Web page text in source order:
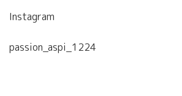
Instagram
passion_aspi_1224